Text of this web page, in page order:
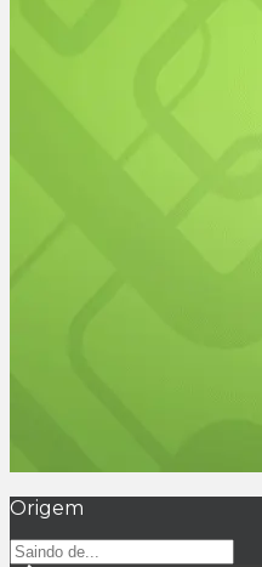
Origem